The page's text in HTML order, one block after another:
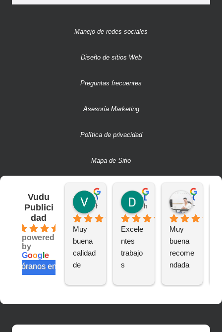
Manejo de redes sociales
Diseño de sitios Web
Preguntas frecuentes
Asesoría Marketing
Política de privacidad
Mapa de Sitio
Vudu
Publici
dad
powered
by
Goog e
valóranos en
hace 2 años
Muy
buena
calidad
de
s
hace 2 años
Excele
ntes
trabajo
s
hace 2
Muy
buena
recome
ndada